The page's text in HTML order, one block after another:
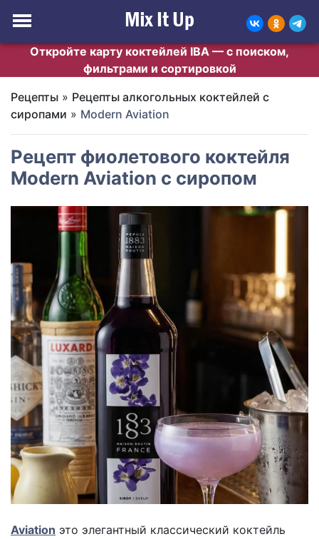
Откройте карту коктейлей IBA — с поиском,
фильтрами и сортировкой
Рецепты » Рецепты алкогольных коктейлей с
сиропами » Modern Aviation
Рецепт фиолетового коктейля
Modern Aviation с сиропом
Aviation это элегантный классический коктейль